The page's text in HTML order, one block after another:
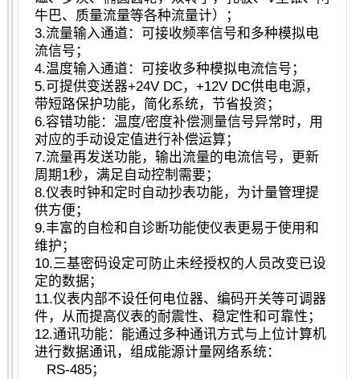
牛巴、质量流量等各种流量计）；
3.流量输入通道：可接收频率信号和多种模拟电
流信号；
4.温度输入通道：可接收多种模拟电流信号；
5.可提供变送器+24V DC，+12V DC供电电源，
带短路保护功能，简化系统，节省投资；
6.容错功能：温度/密度补偿测量信号异常时，用
对应的手动设定值进行补偿运算；
7.流量再发送功能，输出流量的电流信号，更新
周期1秒，满足自动控制需要；
8.仪表时钟和定时自动抄表功能，为计量管理提
供方便；
9.丰富的自检和自诊断功能使仪表更易于使用和
维护；
10.三基密码设定可防止未经授权的人员改变已设
定的数据；
11.仪表内部不设任何电位器、编码开关等可调器
件，从而提高仪表的耐震性、稳定性和可靠性；
12.通讯功能：能通过多种通讯方式与上位计算机
进行数据通讯，组成能源计量网络系统：
RS-485；